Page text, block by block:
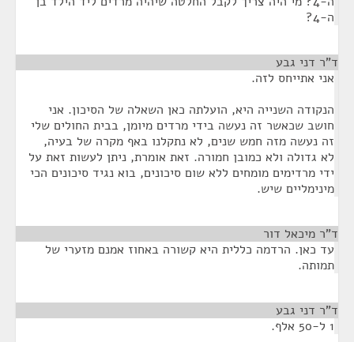
ה-4?
ד"ר דני גבע
אני אתייחס לזה.
הנקודה השנייה היא, הועלתה כאן השאלה של הסיכון. אני
חושב שכאשר זה נעשה בידי מרדים מיומן, בבית החולים שלי
זה נעשה מזה חמש שנים, לא נתקלנו באף מקרה של בעיה,
לא גדולה ולא כמובן חמורה. זאת אומרת, ניתן לעשות זאת על
ידי מרדימים מומחים ללא שום סיכונים, בוא נגיד סיכונים הכי
מינימליים שיש.
ד"ר מיכאל דור
עד כאן. הרדמה כללית היא קשורה באחוז אמנם מזערי של
תמותה.
ד"ר דני גבע
1 ל-50 אלף.